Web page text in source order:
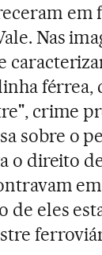
em
Nas
crime
sobre o
o direito
de eles